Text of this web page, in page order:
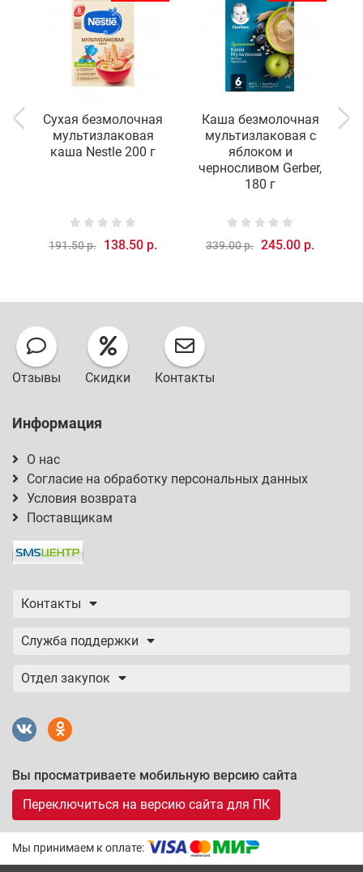
Сухая безмолочная
мультизлаковая
каша Nestle 200 г
191.50 р. 138.50 р.
Каша безмолочная
мультизлаковая с
яблоком и
черносливом Gerber,
180 г
339.00 р. 245.00 р.
Отзывы Скидки Контакты
Информация
О нас
Согласие на обработку персональных данных
Условия возврата
Поставщикам
Контакты
Служба поддержки
Отдел закупок
Вы просматриваете мобильную версию сайта
Переключиться на версию сайта для ПК
Мы принимаем к оплате: